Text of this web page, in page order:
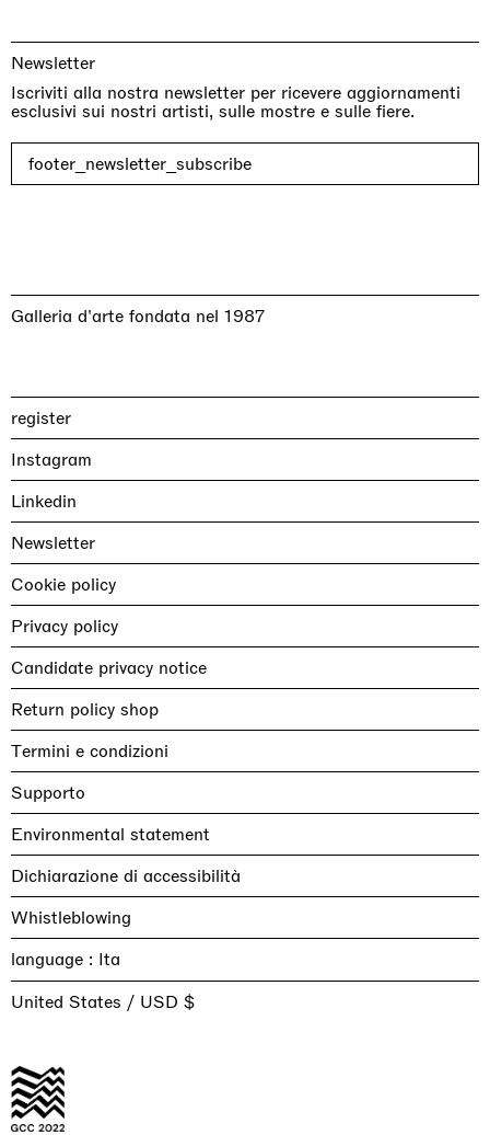
Newsletter
Iscriviti alla nostra newsletter per ricevere aggiornamenti
esclusivi sui nostri artisti, sulle mostre e sulle fiere.
footer_newsletter_subscribe
Galleria d'arte fondata nel 1987
register
Instagram
Linkedin
Newsletter
Cookie policy
Privacy policy
Candidate privacy notice
Return policy shop
Termini e condizioni
Supporto
Environmental statement
Dichiarazione di accessibilità
Whistleblowing
language :
United States / USD $